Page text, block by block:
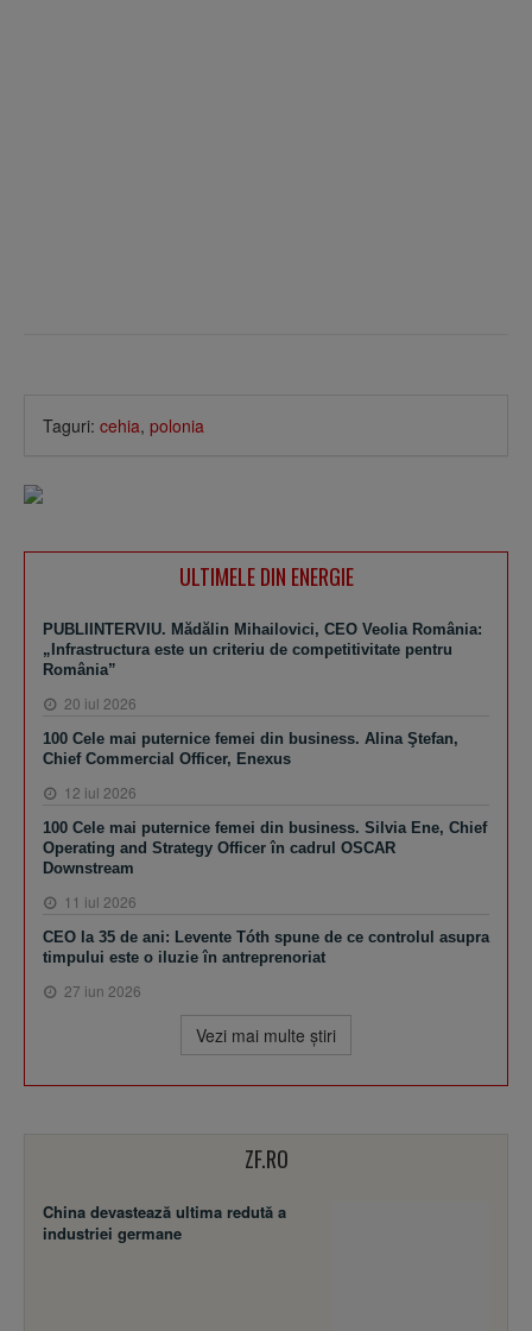
Taguri: cehia, polonia
ULTIMELE DIN ENERGIE
PUBLIINTERVIU. Mădălin Mihailovici, CEO Veolia România:
„Infrastructura este un criteriu de competitivitate pentru
România”
20 iul 2026
100 Cele mai puternice femei din business. Alina Ştefan,
Chief Commercial Officer, Enexus
12 iul 2026
100 Cele mai puternice femei din business. Silvia Ene, Chief
Operating and Strategy Officer în cadrul OSCAR
Downstream
11 iul 2026
CEO la 35 de ani: Levente Tóth spune de ce controlul asupra
timpului este o iluzie în antreprenoriat
27 iun 2026
Vezi mai multe ştiri
ZF.RO
China devastează ultima redută a
industriei germane